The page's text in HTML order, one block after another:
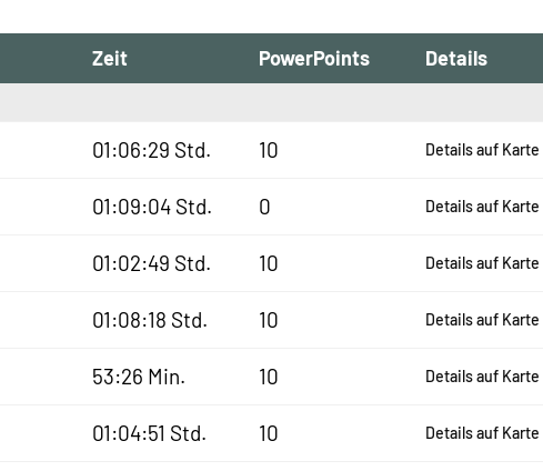
Zeit PowerPoints Details
01:06:29 Std. 10 Details auf Karte
01:09:04 Std. 0 Details auf Karte
01:02:49 Std. 10 Details auf Karte
01:08:18 Std. 10 Details auf Karte
53:26 Min. 10 Details auf Karte
01:04:51 Std. 10 Details auf Karte